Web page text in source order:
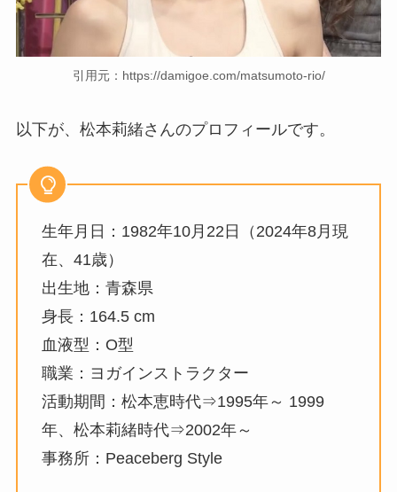
引用元：https://damigoe.com/matsumoto-rio/
以下が、松本莉緒さんのプロフィールです。
生年月日：1982年10月22日（2024年8月現
在、41歳）
出生地：青森県
身長：164.5 cm
血液型：O型
職業：ヨガインストラクター
活動期間：松本恵時代⇒1995年～ 1999
年、松本莉緒時代⇒2002年～
事務所：Peaceberg Style